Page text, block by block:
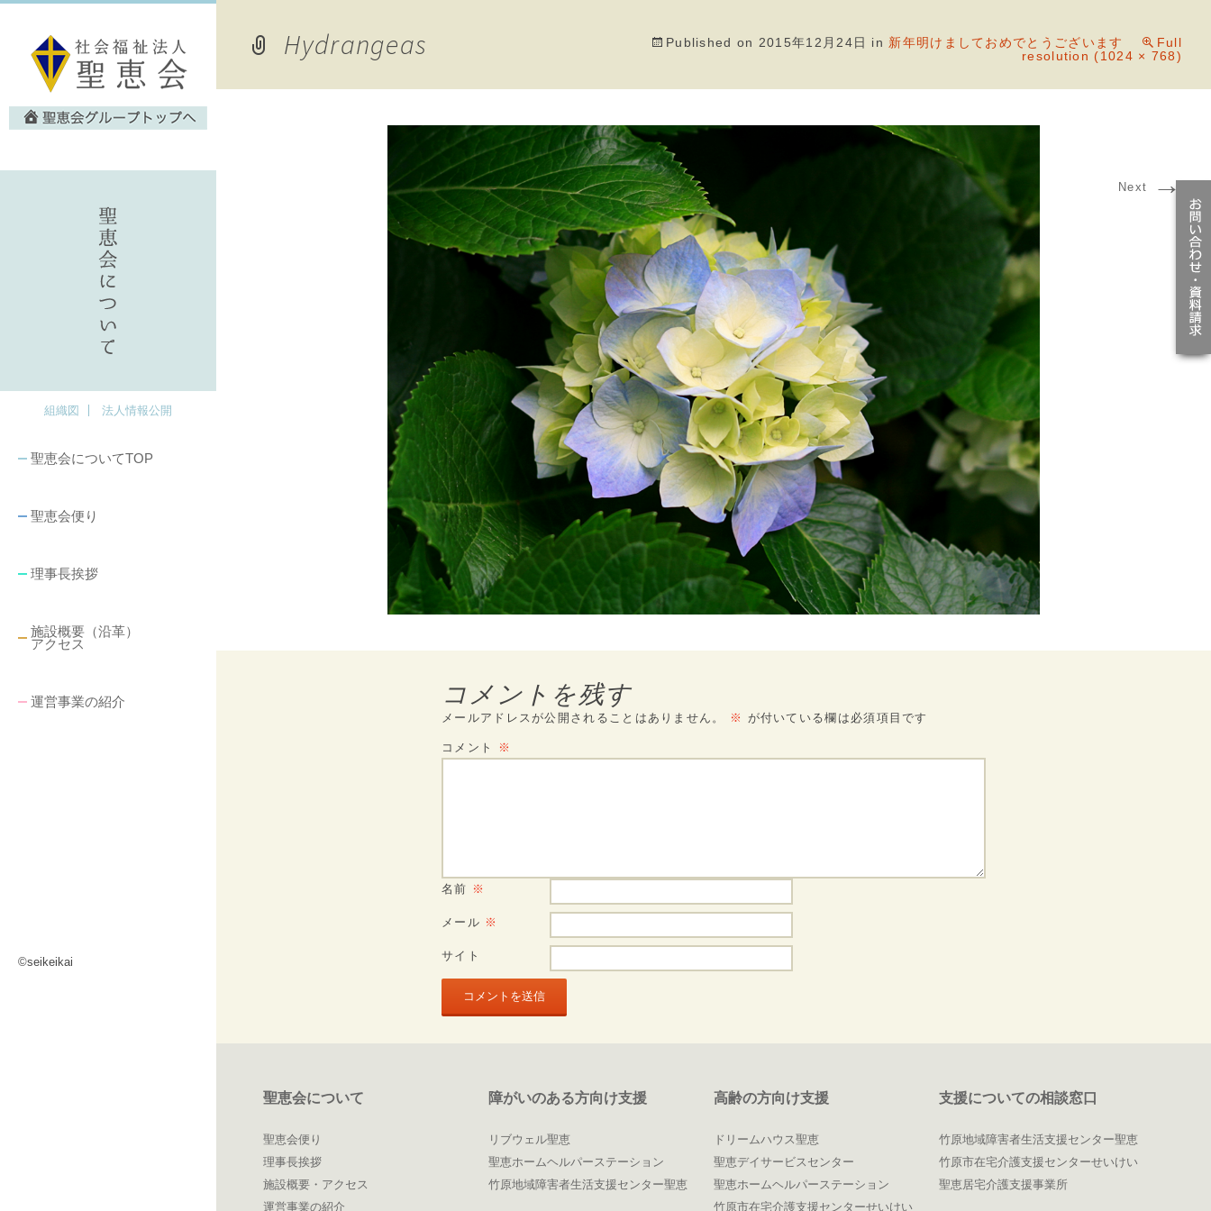
組織図 法人情報公開
聖恵会についてTOP
聖恵会便り
理事長挨拶
施設概要（沿革）
アクセス
運営事業の紹介
©seikeikai
Hydrangeas Published on 2015年12月24日 in 新年明けましておめでとうございます
Full
resolution (1024 × 768)
Next →
コメントを残す
メールアドレスが公開されることはありません。 ※ が付いている欄は必須項目です
コメント ※
名前 ※
メール ※
サイト
聖恵会について
聖恵会便り
理事長挨拶
施設概要・アクセス
運営事業の紹介
障がいのある方向け支援
リブウェル聖恵
聖恵ホームヘルパーステーション
竹原地域障害者生活支援センター聖恵
高齢の方向け支援
ドリームハウス聖恵
聖恵デイサービスセンター
聖恵ホームヘルパーステーション
竹原市在宅介護支援センターせいけい
支援についての相談窓口
竹原地域障害者生活支援センター聖恵
竹原市在宅介護支援センターせいけい
聖恵居宅介護支援事業所